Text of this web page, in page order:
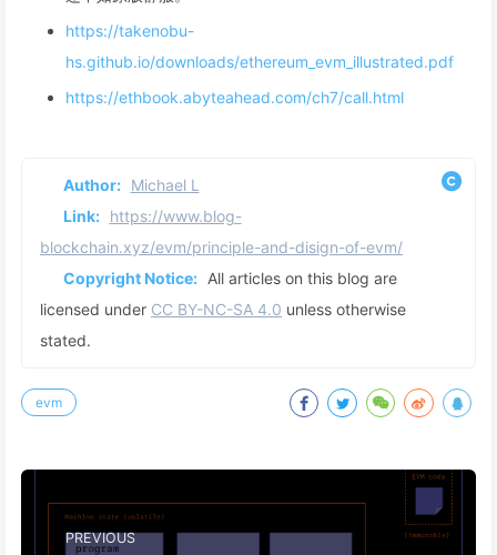
https://takenobu-
hs.github.io/downloads/ethereum_evm_illustrated.pdf
https://ethbook.abyteahead.com/ch7/call.html
Author: Michael L
Link: https://www.blog-
blockchain.xyz/evm/principle-and-disign-of-evm/
Copyright Notice: All articles on this blog are
licensed under CC BY-NC-SA 4.0 unless otherwise
stated.
evm
PREVIOUS